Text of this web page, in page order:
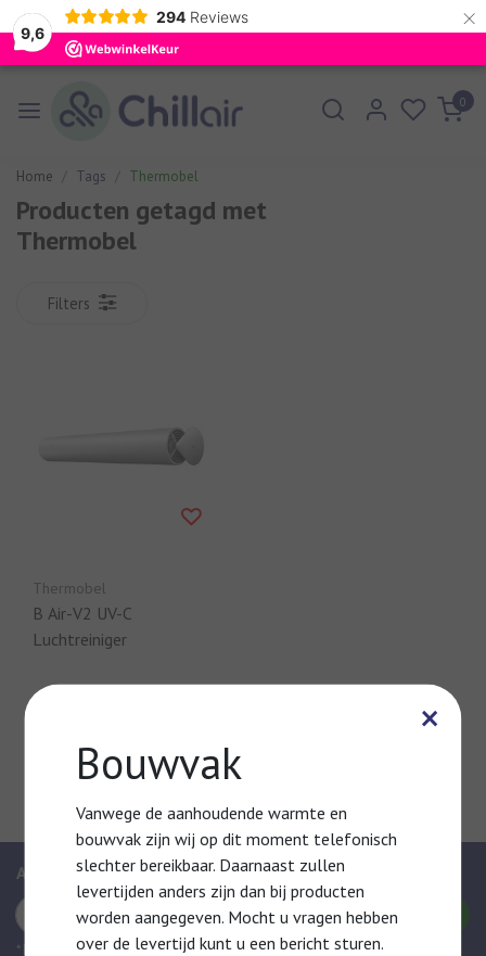
9,6
294 Reviews ×
0
Home Tags Thermobel
Producten getagd met
Thermobel
Filters
Thermobel
B Air-V2 UV-C
Luchtreiniger
€1.649,00
Abonneer je op onze nieuwsbrief
Abonneer
* Door te abonneren, gaat uw akkoord met onze Privacy Policy.
×
Bouwvak
Vanwege de aanhoudende warmte en
bouwvak zijn wij op dit moment telefonisch
slechter bereikbaar. Daarnaast zullen
levertijden anders zijn dan bij producten
worden aangegeven. Mocht u vragen hebben
over de levertijd kunt u een bericht sturen.